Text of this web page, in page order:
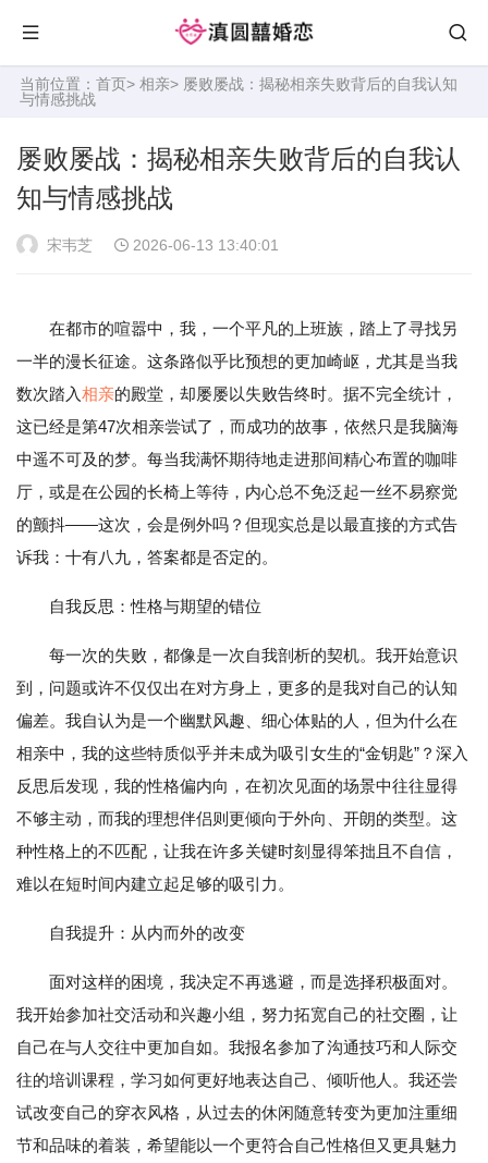
当前位置： 首页> 相亲> 屡败屡战：揭秘相亲失败背后的自我认知
与情感挑战
屡败屡战：揭秘相亲失败背后的自我认
知与情感挑战
宋韦芝 2026-06-13 13:40:01
在都市的喧嚣中，我，一个平凡的上班族，踏上了寻找另
一半的漫长征途。这条路似乎比预想的更加崎岖，尤其是当我
数次踏入相亲的殿堂，却屡屡以失败告终时。据不完全统计，
这已经是第47次相亲尝试了，而成功的故事，依然只是我脑海
中遥不可及的梦。每当我满怀期待地走进那间精心布置的咖啡
厅，或是在公园的长椅上等待，内心总不免泛起一丝不易察觉
的颤抖——这次，会是例外吗？但现实总是以最直接的方式告
诉我：十有八九，答案都是否定的。
自我反思：性格与期望的错位
每一次的失败，都像是一次自我剖析的契机。我开始意识
到，问题或许不仅仅出在对方身上，更多的是我对自己的认知
偏差。我自认为是一个幽默风趣、细心体贴的人，但为什么在
相亲中，我的这些特质似乎并未成为吸引女生的“金钥匙”？深入
反思后发现，我的性格偏内向，在初次见面的场景中往往显得
不够主动，而我的理想伴侣则更倾向于外向、开朗的类型。这
种性格上的不匹配，让我在许多关键时刻显得笨拙且不自信，
难以在短时间内建立起足够的吸引力。
自我提升：从内而外的改变
面对这样的困境，我决定不再逃避，而是选择积极面对。
我开始参加社交活动和兴趣小组，努力拓宽自己的社交圈，让
自己在与人交往中更加自如。我报名参加了沟通技巧和人际交
往的培训课程，学习如何更好地表达自己、倾听他人。我还尝
试改变自己的穿衣风格，从过去的休闲随意转变为更加注重细
节和品味的着装，希望能以一个更符合自己性格但又更具魅力